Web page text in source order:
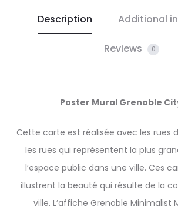
Description Additional
Reviews 0
Poster Mural Grenoble
Cette carte est réalisée avec les rues
les rues qui représentent la plus
l’espace public dans une ville. Ces
illustrent la beauté qui résulte de la
ville. L’affiche Grenoble Minimalist